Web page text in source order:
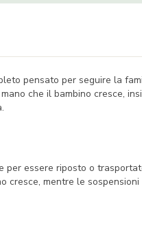
pensato per seguire la
che il bambino cresce,
essere riposto o
cresce, mentre le